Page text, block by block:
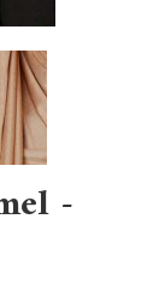
-